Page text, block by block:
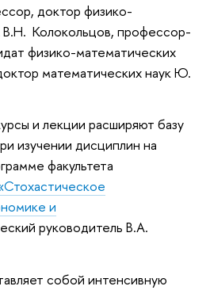
доктор физико-
В.Н. Колокольцов, профессор-
физико-математических
математических наук Ю.
и лекции расширяют базу
изучении дисциплин на
факультета
и
руководитель В.А.
собой интенсивную